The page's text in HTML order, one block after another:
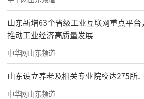
色篇章”。
据悉，本次展览将持续至
来自全球多个国家和地区的嘉
企业代表将齐聚青岛，共商
计，共享蓝色发展机遇。
山东新增63个省级工业互联网重点平台，
推动工业经济高质量发展
中华网山东频道
山东设立养老及相关专业院校达275所
中华网山东频道